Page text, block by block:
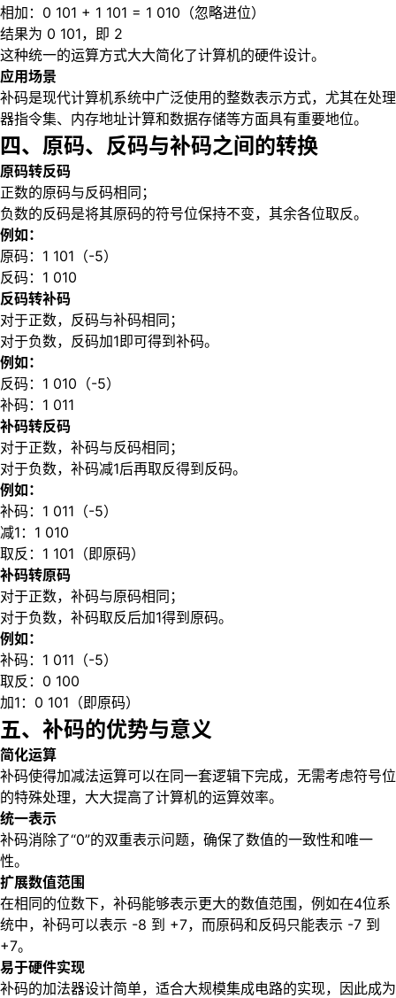
相加：0 101 + 1 101 = 1 010（忽略进位）
结果为 0 101，即 2
这种统一的运算方式大大简化了计算机的硬件设计。
应用场景
补码是现代计算机系统中广泛使用的整数表示方式，尤其在处理
器指令集、内存地址计算和数据存储等方面具有重要地位。
四、原码、反码与补码之间的转换
原码转反码
正数的原码与反码相同；
负数的反码是将其原码的符号位保持不变，其余各位取反。
例如：
原码：1 101（-5）
反码：1 010
反码转补码
对于正数，反码与补码相同；
对于负数，反码加1即可得到补码。
例如：
反码：1 010（-5）
补码：1 011
补码转反码
对于正数，补码与反码相同；
对于负数，补码减1后再取反得到反码。
例如：
补码：1 011（-5）
减1：1 010
取反：1 101（即原码）
补码转原码
对于正数，补码与原码相同；
对于负数，补码取反后加1得到原码。
例如：
补码：1 011（-5）
取反：0 100
加1：0 101（即原码）
五、补码的优势与意义
简化运算
补码使得加减法运算可以在同一套逻辑下完成，无需考虑符号位
的特殊处理，大大提高了计算机的运算效率。
统一表示
补码消除了“0”的双重表示问题，确保了数值的一致性和唯一
性。
扩展数值范围
在相同的位数下，补码能够表示更大的数值范围，例如在4位系
统中，补码可以表示 -8 到 +7，而原码和反码只能表示 -7 到
+7。
易于硬件实现
补码的加法器设计简单，适合大规模集成电路的实现，因此成为